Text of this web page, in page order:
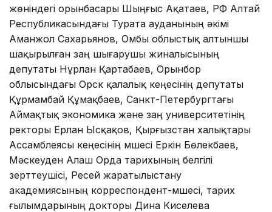
жөніндегі орынбасары Шыңғыс Ақатаев, РФ Алтай
Республикасындағы Турата ауданының әкімі
Аманжол Сахарьянов, Омбы облыстық алтыншы
шақырылған заң шығарушы жиналысының
депутаты Нұрлан Қартабаев, Орынбор
облысындағы Орск қалалық кеңесінің депутаты
Құрмамбай Құмақбаев, Санкт-Петербургтағы
Аймақтық экономика және заң университетінің
ректоры Ерлан Ысқақов, Қырғызстан халықтары
Ассамблеясы кеңесінің мүшесі Еркін Бөлекбаев,
Мәскеуден Алаш Орда тарихының белгілі
зерттеушісі, Ресей жаратылыстану
академиясының корреспондент-мүшесі, тарих
ғылымдарының докторы Дина Киселева